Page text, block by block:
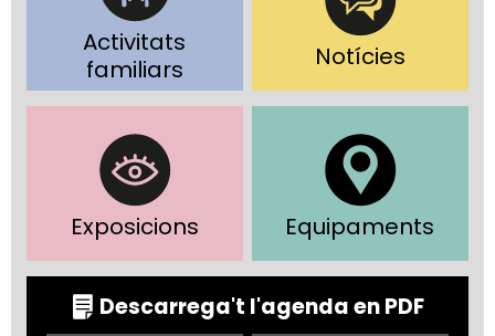
Activitats
familiars
Notícies
Exposicions Equipaments
Descarrega't l'agenda en PDF